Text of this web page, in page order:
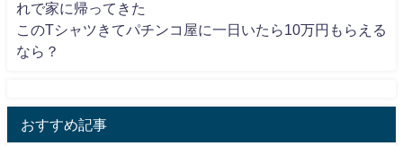
れで家に帰ってきた
このTシャツきてパチンコ屋に一日いたら10万円もらえる
なら？
おすすめ記事